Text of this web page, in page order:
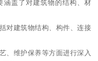
涵盖了对建筑物的结构、材
对建筑物结构、构件、连接
、维护保养等方面进行深入